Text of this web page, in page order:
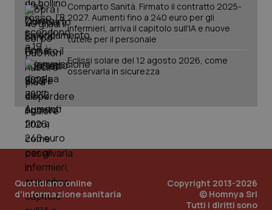
Comparto Sanità. Firmato il contratto 2025-
2027. Aumenti fino a 240 euro per gli
infermieri, arriva il capitolo sull'IA e nuove
tutele per il personale
Eclissi solare del 12 agosto 2026, come
osservarla in sicurezza
Quotidiano online
d'informazione sanitaria
Copyright 2013-2026
© Homnya Srl
Tutti i diritti sono
tracking-sites-ironfish-
session-id
_ga